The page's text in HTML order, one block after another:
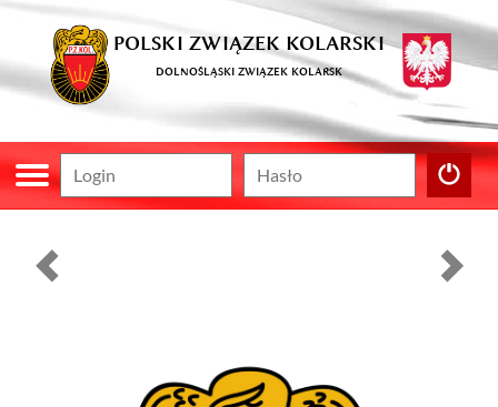
POLSKI ZWIĄZEK KOLARSKI
DOLNOŚLĄSKI ZWIĄZEK KOLARSK
Poprzedni